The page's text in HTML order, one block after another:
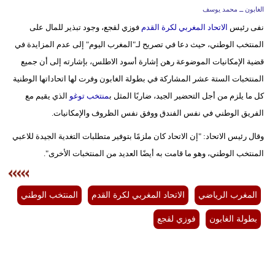
أزياء
إسلامية
بيئة
أبراج
الغابون ــ محمد يوسف
نفى رئيس الاتحاد المغربي لكرة القدم فوزي لقجع، وجود تبذير للمال على
المنتخب الوطني، حيث دعا في تصريح لـ"المغرب اليوم" إلى عدم المزايدة في
قضية الإمكانيات الموضوعة رهن إشارة أسود الاطلس، بإشارته إلى أن جميع
المنتخبات الستة عشر المشاركة في بطولة الغابون وفرت لها اتحاداتها الوطنية
كل ما يلزم من أجل التحضير الجيد، ضاربًا المثل بمنتخب توغو الذي يقيم مع
الفريق الوطني في نفس الفندق ووفق نفس الظروف والإمكانيات.
وقال رئيس الاتحاد: "إن الاتحاد كان ملزمًا بتوفير متطلبات التغدية الجيدة للاعبي
المنتخب الوطني، وهو ما قامت به أيضًا العديد من المنتخبات الأخرى".
المغرب الرياضي الاتحاد المغربي لكرة القدم المنتخب الوطني
بطولة الغابون فوزي لقجع